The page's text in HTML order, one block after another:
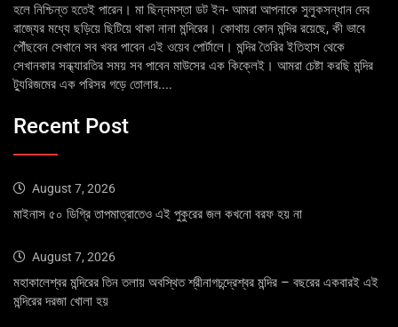
হলে নিশ্চিন্ত হতেই পারেন। মা ছিন্নমস্তা ডট ইন- আমরা আপনাকে সুলুকসন্ধান দেব
রাজ্যের মধ্যে ছড়িয়ে ছিটিয়ে থাকা নানা মন্দিরের। কোথায় কোন মন্দির রয়েছে, কী ভাবে
পৌঁছবেন সেখানে সব খবর পাবেন এই ওয়েব পোর্টালে। মন্দির তৈরির ইতিহাস থেকে
সেখানকার সন্ধ্যারতির সময় সব পাবেন মাউসের এক কিক্লেই। আমরা চেষ্টা করছি মন্দির
ট্যুরিজমের এক পরিসর গড়ে তোলার....
Recent Post
August 7, 2026
মাইনাস ৫০ ডিগ্রি তাপমাত্রাতেও এই পুকুরের জল কখনো বরফ হয় না
August 7, 2026
মহাকালেশ্বর মন্দিরের তিন তলায় অবস্থিত শ্রীনাগচন্দ্রেশ্বর মন্দির – বছরের একবারই এই
মন্দিরের দরজা খোলা হয়